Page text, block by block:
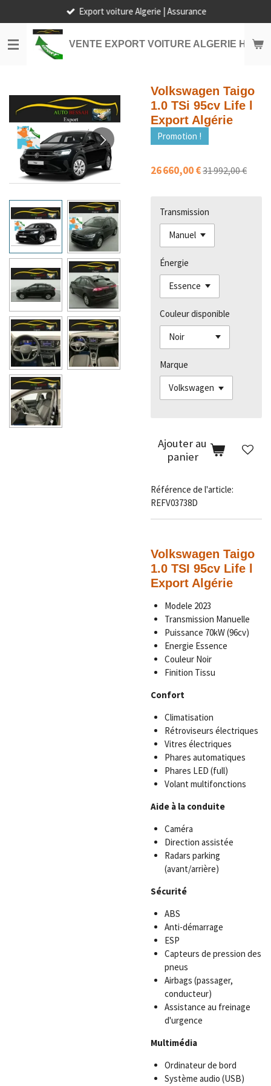
au
contenu
principal
VENTE EXPORT VOITURE ALGERIE HORS
Export voiture Algerie | Assurance
Volkswagen Taigo
1.0 TSi 95cv Life l
Export Algérie
Promotion !
26 660,00 €31 992,00 €
Transmission
Énergie
Couleur disponible
Marque
Ajouter au
panier
Référence de l'article:
REFV03738D
Volkswagen Taigo
1.0 TSI 95cv Life l
Export Algérie
Modele 2023
Transmission Manuelle
Puissance 70kW (96cv)
Energie Essence
Couleur Noir
Finition Tissu
Confort
Climatisation
Rétroviseurs électriques
Vitres électriques
Phares automatiques
Phares LED (full)
Volant multifonctions
Aide à la conduite
Caméra
Direction assistée
Radars parking
(avant/arrière)
Sécurité
ABS
Anti-démarrage
ESP
Capteurs de pression des
pneus
Airbags (passager,
conducteur)
Assistance au freinage
d'urgence
Multimédia
Ordinateur de bord
Système audio (USB)